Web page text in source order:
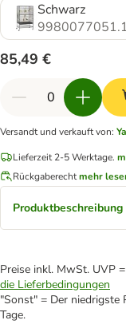
Schwarz
85,49 €
Versandt und verkauft von:
Lieferzeit 2-5 Werktage.
Rückgaberechtmehr
Produktbeschreibung
Preise inkl. MwSt. UVP
die Lieferbedingungen
"Sonst" = Der niedrigste
Tage.